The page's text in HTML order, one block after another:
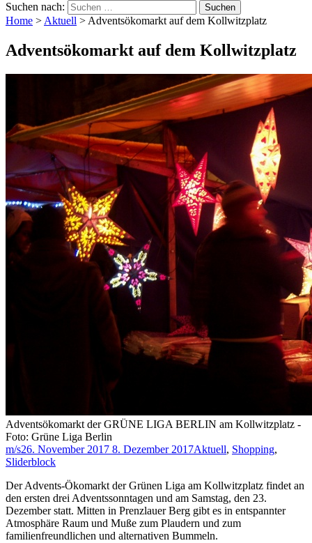
Suchen nach:
Home >Aktuell >Adventsökomarkt auf dem Kollwitzplatz
Adventsökomarkt auf dem Kollwitzplatz
Adventsökomarkt der GRÜNE LIGA BERLIN am Kollwitzplatz -
Foto: Grüne Liga Berlin
m/s26. November 2017 8. Dezember 2017Aktuell, Shopping,
Sliderblock
Der Advents-Ökomarkt der Grünen Liga am Kollwitzplatz findet an
den ersten drei Adventssonntagen und am Samstag, den 23.
Dezember statt. Mitten in Prenzlauer Berg gibt es in entspannter
Atmosphäre Raum und Muße zum Plaudern und zum
familienfreundlichen und alternativen Bummeln.